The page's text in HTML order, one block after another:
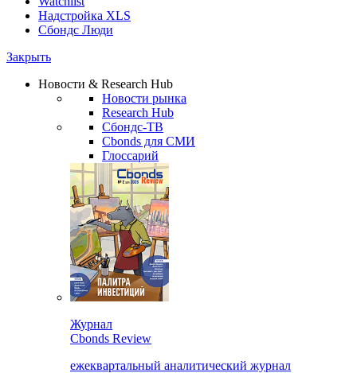
Надстройка XLS
Сбондс Люди
Закрыть
Новости & Research Hub
Новости рынка
Research Hub
Сбондс-ТВ
Cbonds для СМИ
Глоссарий
Журнал
Cbonds Review
ежеквартальный аналитический журнал